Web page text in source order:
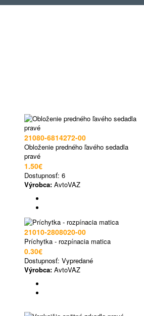
21080-6814272-00
Obloženie predného ľavého sedadla
pravé
1.50€
Dostupnosť: 6
Výrobca: AvtoVAZ
21010-2808020-00
Príchytka - rozpínacia matica
0.30€
Dostupnosť: Vypredané
Výrobca: AvtoVAZ